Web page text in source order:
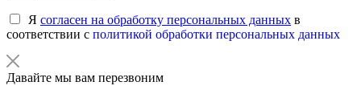
Я согласен на обработку персональных данных в
соответствии с политикой обработки персональных данных
Давайте мы вам перезвоним